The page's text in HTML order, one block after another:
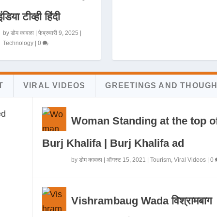
टीव्ही हिंदी
by डोम कावळा| फेब्रुवारी 9, 2025
Technology| 0
VIRAL VIDEOS GREETINGS AND
Woman Standing at the top
Burj Khalifa | Burj Khalifa ad
by डोम कावळा| ऑगस्ट 15, 2021 Tourism, Viral Videos| 0
Vishrambaug Wada विश्रामबाग